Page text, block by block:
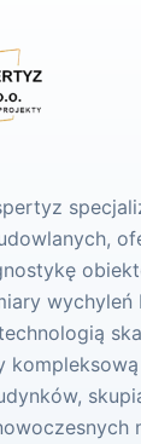
wychyleń